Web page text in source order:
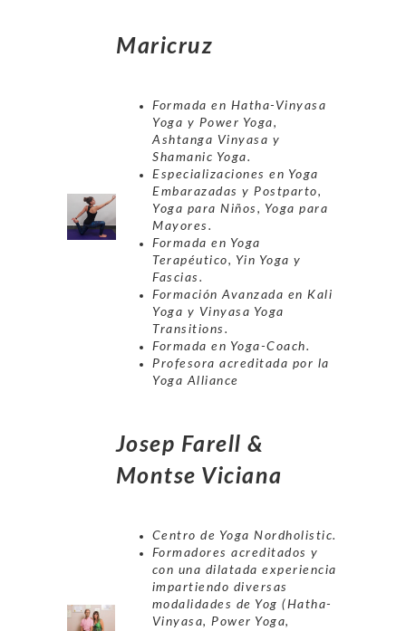
Maricruz
Formada en Hatha-Vinyasa
Yoga y Power Yoga,
Ashtanga Vinyasa y
Shamanic Yoga.
Especializaciones en Yoga
Embarazadas y Postparto,
Yoga para Niños, Yoga para
Mayores.
Formada en Yoga
Terapéutico, Yin Yoga y
Fascias.
Formación Avanzada en Kali
Yoga y Vinyasa Yoga
Transitions.
Formada en Yoga-Coach.
Profesora acreditada por la
Yoga Alliance
Josep Farell &
Montse Viciana
Centro de Yoga Nordholistic.
Formadores acreditados y
con una dilatada experiencia
impartiendo diversas
modalidades de Yog (Hatha-
Vinyasa, Power Yoga,